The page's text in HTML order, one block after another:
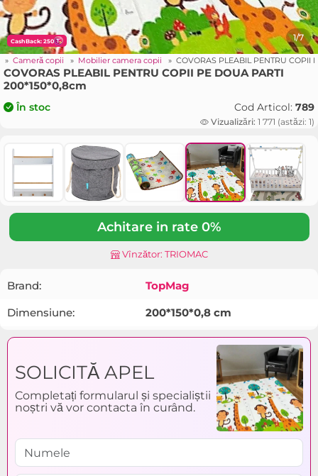
CashBack: 250 1/7
» Cameră copii » Mobilier camera copii » COVORAS PLEABIL PENTRU COPII
COVORAS PLEABIL PENTRU COPII PE DOUA PARTI
200*150*0,8cm
În stoc Cod Articol: 789
Vizualizări: 1 771 (astăzi: 1)
Achitare in rate 0%
Vînzător: TRIOMAC
Brand:
TopMag
Dimensiune:
200*150*0,8 cm
SOLICITĂ APEL
Completați formularul și specialiștii
noștri vă vor contacta în curând.